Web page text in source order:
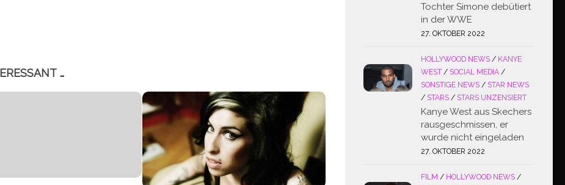
…
Tochter Simone debütiert
in der WWE
27. OKTOBER 2022
HOLLYWOOD NEWS / KANYE
WEST / SOCIAL MEDIA /
SONSTIGE NEWS / STAR NEWS
/ STARS / STARS UNZENSIERT
Kanye West aus Skechers
rausgeschmissen, er
wurde nicht eingeladen
27. OKTOBER 2022
FILM / HOLLYWOOD NEWS /